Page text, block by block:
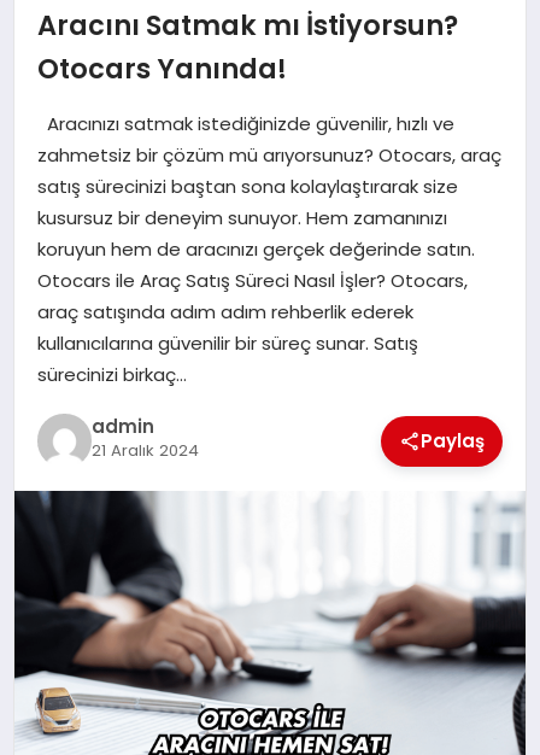
YAŞAM
GÜNDEM
EĞITIM
TEKNOLOJI
Aracını Satmak mı İstiyorsun?
Otocars Yanında!
Aracınızı satmak istediğinizde güvenilir, hızlı ve
zahmetsiz bir çözüm mü arıyorsunuz? Otocars, araç
satış sürecinizi baştan sona kolaylaştırarak size
kusursuz bir deneyim sunuyor. Hem zamanınızı
koruyun hem de aracınızı gerçek değerinde satın.
Otocars ile Araç Satış Süreci Nasıl İşler? Otocars,
araç satışında adım adım rehberlik ederek
kullanıcılarına güvenilir bir süreç sunar. Satış
sürecinizi birkaç…
admin
21 Aralık 2024 Paylaş